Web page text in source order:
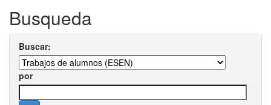
Busqueda
Buscar:
por